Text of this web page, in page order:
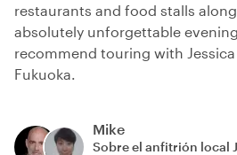
restaurants and food stalls
absolutely unforgettable
recommend touring with
Fukuoka.
Mike
Sobre el anfitrión local